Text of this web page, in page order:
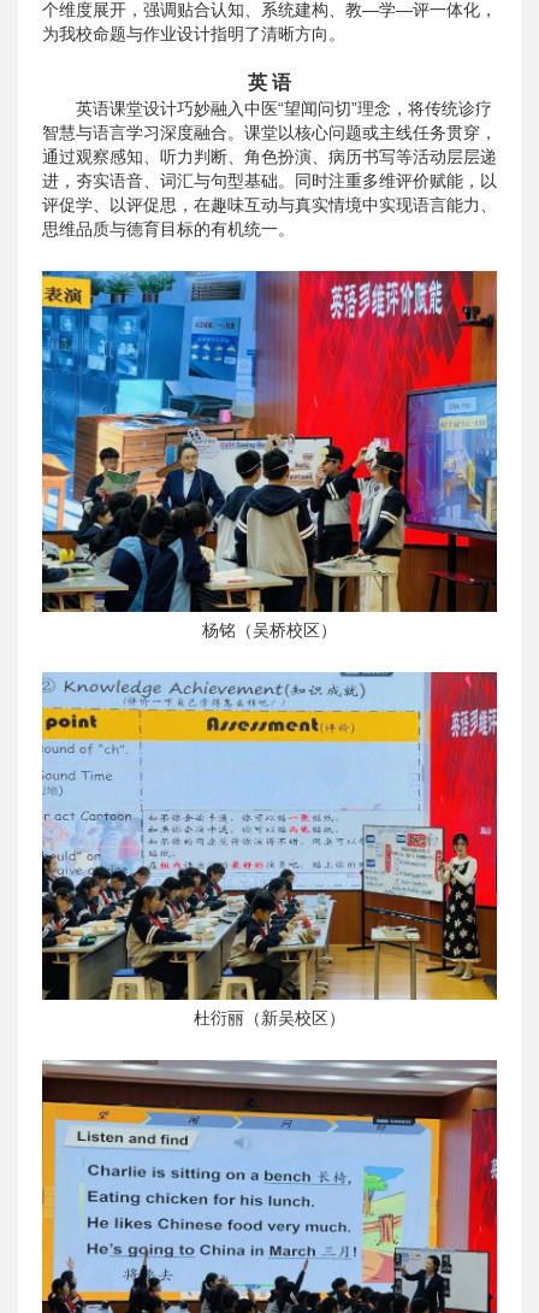
个维度展开，强调贴合认知、系统建构、教—学—评一体化，
为我校命题与作业设计指明了清晰方向。
英 语
英语课堂设计巧妙融入中医“望闻问切”理念，将传统诊疗
智慧与语言学习深度融合。课堂以核心问题或主线任务贯穿，
通过观察感知、听力判断、角色扮演、病历书写等活动层层递
进，夯实语音、词汇与句型基础。同时注重多维评价赋能，以
评促学、以评促思，在趣味互动与真实情境中实现语言能力、
思维品质与德育目标的有机统一。
杨铭（吴桥校区）
杜衍丽（新吴校区）